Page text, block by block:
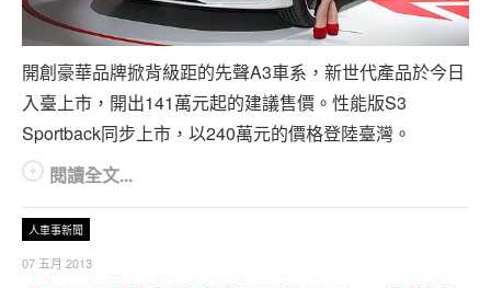
專題報導
車型比拼
兩輪世界
開創豪華品牌掀背級距的先聲A3車系，新世代產品於今日
入臺上市，開出141萬元起的建議售價。性能版S3
Sportback同步上市，以240萬元的價格登陸臺灣。
閱讀全文...
人車事新聞
07 五月 2013